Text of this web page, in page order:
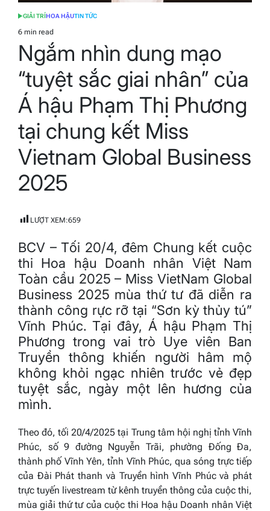
POSTED
IN
GIẢI TRÍHOA HẬUTIN TỨC
Estimated
read
time
6 min read
Ngắm nhìn dung mạo
“tuyệt sắc giai nhân” của
Á hậu Phạm Thị Phương
tại chung kết Miss
Vietnam Global Business
2025
LƯỢT XEM:659
BCV – Tối 20/4, đêm Chung kết cuộc
thi Hoa hậu Doanh nhân Việt Nam
Toàn cầu 2025 – Miss VietNam Global
Business 2025 mùa thứ tư đã diễn ra
thành công rực rỡ tại “Sơn kỳ thủy tú”
Vĩnh Phúc. Tại đây, Á hậu Phạm Thị
Phương trong vai trò Uye viên Ban
Truyền thông khiến người hâm mộ
không khỏi ngạc nhiên trước vẻ đẹp
tuyệt sắc, ngày một lên hương của
mình.
Theo đó, tối 20/4/2025 tại Trung tâm hội nghị tỉnh Vĩnh
Phúc, số 9 đường Nguyễn Trãi, phường Đống Đa,
thành phố Vĩnh Yên, tỉnh Vĩnh Phúc, qua sóng trực tiếp
của Đài Phát thanh và Truyền hình Vĩnh Phúc và phát
trực tuyến livestream từ kênh truyền thông của cuộc thi,
mùa giải thứ tư của cuộc thi Hoa hậu Doanh nhân Việt